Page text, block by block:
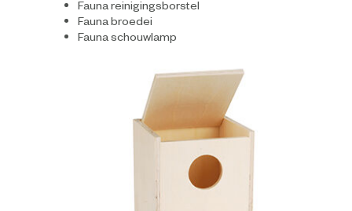
Fauna reinigingsborstel
Fauna broedei
Fauna schouwlamp